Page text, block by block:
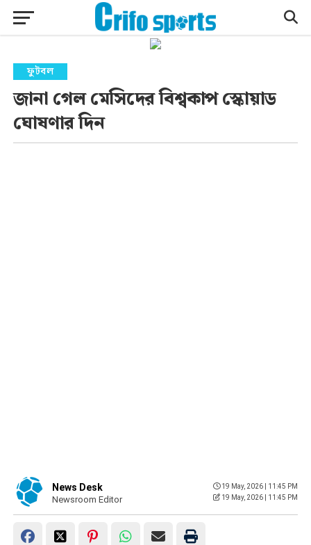
ফুটবল
জানা গেল মেসিদের বিশ্বকাপ স্কোয়াড
ঘোষণার দিন
News Desk
Newsroom Editor
19 May, 2026 | 11:45 PM
19 May, 2026 | 11:45 PM